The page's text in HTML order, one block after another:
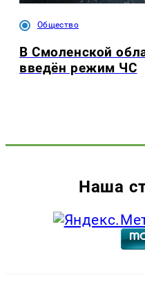
Общество
В Смоленской
введён режим ЧС
Наша